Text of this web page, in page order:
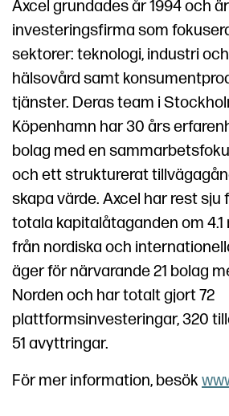
Axcel grundades år 1994 och
investeringsfirma som
sektorer: teknologi, industri
hälsovård samt
tjänster. Deras team i
Köpenhamn har 30 års
bolag med en
och ett strukturerat
skapa värde. Axcel har rest sju
totala kapitalåtaganden om 4.1
från nordiska och
äger för närvarande 21 bolag
Norden och har totalt gjort 72
plattformsinvesteringar, 320
51 avyttringar.
För mer information, besök